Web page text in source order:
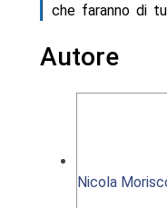
che faranno di
Autore
Nicola